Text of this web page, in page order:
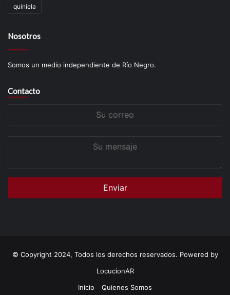
quiniela
Nosotros
Somos un medio independiente de Río Negro.
Contacto
© Copyright 2024, Todos los derechos reservados. Powered by
LocucionAR
Inicio
Quienes Somos